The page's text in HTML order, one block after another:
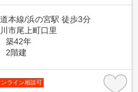
本線/浜の宮駅 徒歩3分
市尾上町口里
築42年
2階建
ンライン相談可